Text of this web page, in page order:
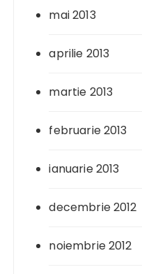
mai 2013
aprilie 2013
martie 2013
februarie 2013
ianuarie 2013
decembrie 2012
noiembrie 2012